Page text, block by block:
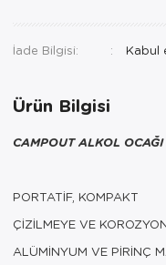
İade Bilgisi:
Ürün Bilgisi
CAMPOUT ALKOL OCAĞI
PORTATİF, KOMPAKT
ÇİZİLMEYE VE
ALÜMİNYUM VE PİRİNÇ